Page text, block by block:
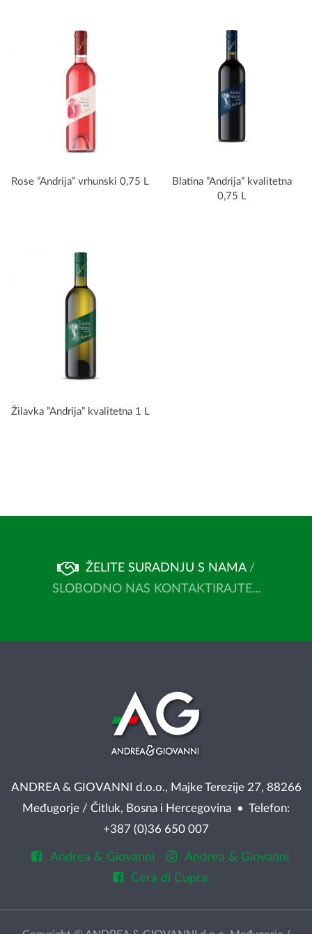
Rose ”Andrija” vrhunski 0,75 L
Blatina ”Andrija” kvalitetna
0,75 L
Žilavka ”Andrija” kvalitetna 1 L
ŽELITE SURADNJU S NAMA /
SLOBODNO NAS KONTAKTIRAJTE...
ANDREA & GIOVANNI d.o.o., Majke Terezije 27, 88266
Međugorje / Čitluk, Bosna i Hercegovina • Telefon:
+387 (0)36 650 007
Andrea & Giovanni
Andrea & Giovanni
Cera di Cupra